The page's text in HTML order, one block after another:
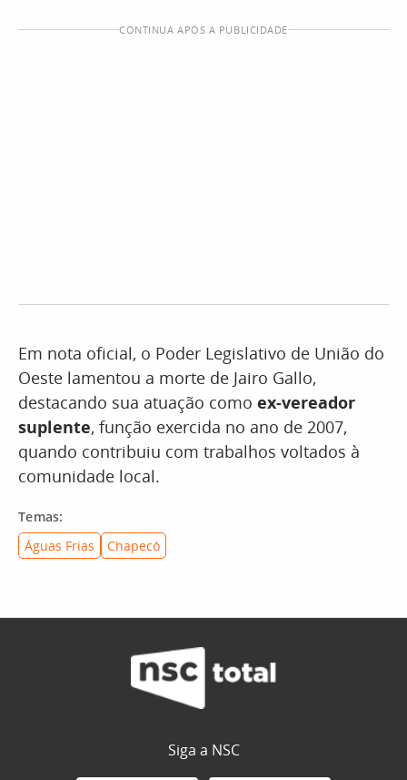
CONTINUA APÓS A PUBLICIDADE
Em nota oficial, o Poder Legislativo de União do
Oeste lamentou a morte de Jairo Gallo,
destacando sua atuação como ex-vereador
suplente, função exercida no ano de 2007,
quando contribuiu com trabalhos voltados à
comunidade local.
Temas:
Águas Frias
Chapecó
Siga a NSC